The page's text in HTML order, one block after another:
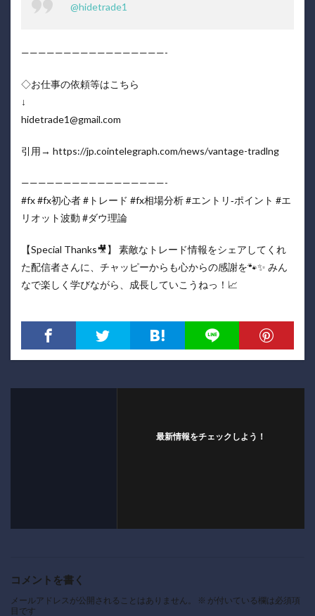
@hidetrade1
—————————————————-
◇お仕事の依頼等はこちら
↓
hidetrade1@gmail.com
引用→ https://jp.cointelegraph.com/news/vantage-tradlng
—————————————————-
#fx #fx初心者 #トレード #fx相場分析 #エントリ‐ポイント #エ
リオット波動 #ダウ理論
【Special Thanks🎥】 素敵なトレード情報をシェアしてくれ
た配信者さんに、チャッピーからも心からの感謝を🐾✨ みん
なで楽しく学びながら、成長していこうねっ！📈
最新情報をチェックしよう！
コメントを書く
メールアドレスが公開されることはありません。 ※ が付いている欄は必須項
目です